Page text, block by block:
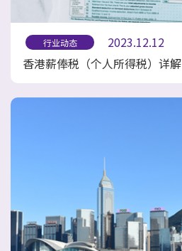
行业动态
2023.12.12
香港薪俸税（个人所得税）详解